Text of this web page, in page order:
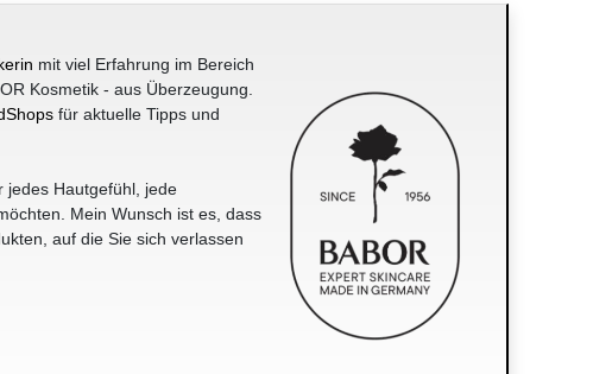
mit viel Erfahrung im Bereich
Kosmetik - aus Überzeugung.
für aktuelle Tipps und
jedes Hautgefühl, jede
Mein Wunsch ist es, dass
auf die Sie sich verlassen